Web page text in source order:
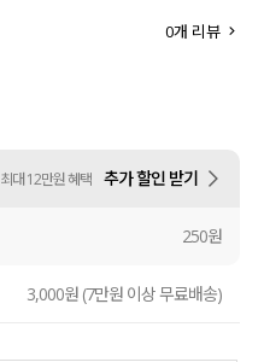
0개 리뷰
최대 12만원 혜택 추가 할인 받기
250원
3,000원 (7만원 이상 무료배송)